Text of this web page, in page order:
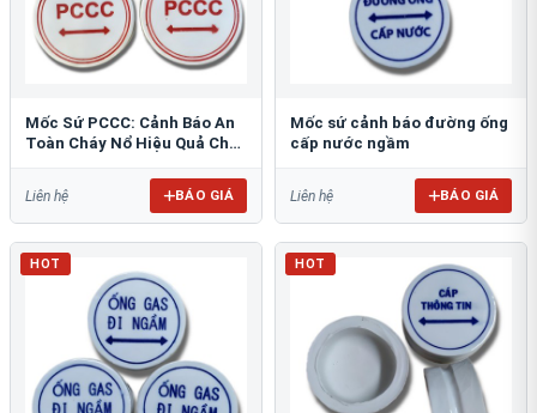
Mốc Sứ PCCC: Cảnh Báo An
Toàn Cháy Nổ Hiệu Quả Cho
Liên hệ BÁO GIÁ
Mốc sứ cảnh báo đường ống
cấp nước ngầm
Liên hệ BÁO GIÁ
HOT HOT